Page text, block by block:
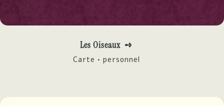
Les Oiseaux ➺
Carte • personnel